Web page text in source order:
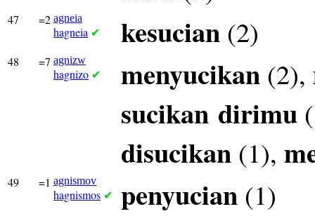
47 =2 agneia
hagneia ✔ kesucian (2)
48 =7 agnizw
hagnizo ✔ menyucikan (2),
sucikan dirimu
disucikan (1),
49 =1 agnismov
hagnismos ✔ penyucian (1)